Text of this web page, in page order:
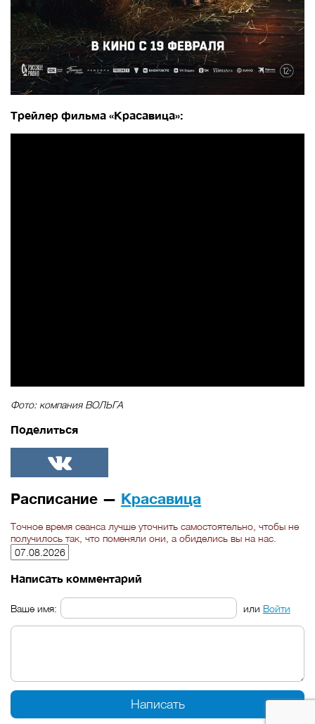
Трейлер фильма «Красавица»:
Фото: компания ВОЛЬГА
Поделиться
Расписание — Красавица
Точное время сеанса лучше уточнить самостоятельно, чтобы не
получилось так, что поменяли они, а обиделись вы на нас.
Написать комментарий
Ваше имя: или Войти